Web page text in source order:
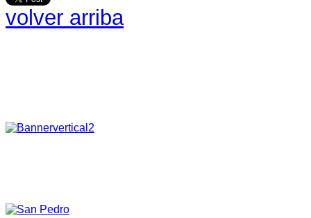
volver arriba